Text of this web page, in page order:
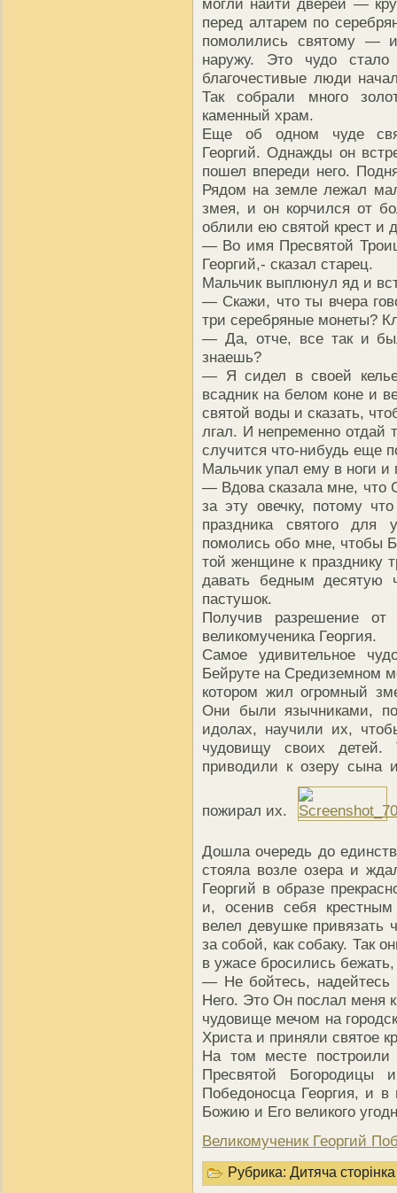
могли найти дверей —
перед алтарем по
помолились святому —
наружу. Это чудо
благочестивые люди
Так собрали много
каменный храм.
Еще об одном чуде
Георгий. Однажды он
пошел впереди него.
Рядом на земле лежал
змея, и он корчился от
облили ею святой крест и
— Во имя Пресвятой
Георгий,- сказал старец.
Мальчик выплюнул яд и
— Скажи, что ты вчера
три серебряные монеты?
— Да, отче, все так и
знаешь?
— Я сидел в своей
всадник на белом коне и
святой воды и сказать,
лгал. И непременно отдай
случится что-нибудь еще
Мальчик упал ему в ноги
— Вдова сказала мне, что
за эту овечку, потому
праздника святого
помолись обо мне, чтобы
той женщине к празднику
давать бедным десятую
пастушок.
Получив разрешение от
великомученика Георгия.
Самое удивительное
Бейруте на Средиземном
котором жил огромный
Они были язычниками,
идолах, научили их,
чудовищу своих
приводили к озеру сына
пожирал их.
Дошла очередь до
стояла возле озера и
Георгий в образе
и, осенив себя
велел девушке
за собой, как собаку. Так
в ужасе бросились
— Не бойтесь, надейтесь
Него. Это Он послал меня
чудовище мечом на
Христа и приняли святое
На том месте
Пресвятой Богородицы
Победоносца Георгия, и
Божию и Его великого
Великомученик Георгий
Рубрика: Дитяча сторінка